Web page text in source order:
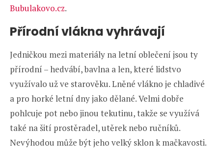
Bubulakovo.cz.
Přírodní vlákna vyhrávají
Jedničkou mezi materiály na letní oblečení jsou ty
přírodní – hedvábí, bavlna a len, které lidstvo
využívalo už ve starověku. Lněné vlákno je chladivé
a pro horké letní dny jako dělané. Velmi dobře
pohlcuje pot nebo jinou tekutinu, takže se využívá
také na šití prostěradel, utěrek nebo ručníků.
Nevýhodou může být jeho velký sklon k mačkavosti.